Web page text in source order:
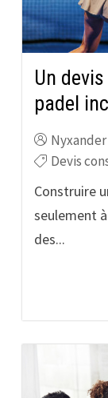
Un
padel
Devis
Construire
seulement
des...